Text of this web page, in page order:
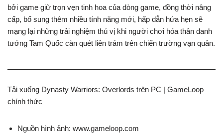
bởi game giữ trọn vẹn tinh hoa của dòng game, đồng thời nâng
cấp, bổ sung thêm nhiều tính năng mới, hấp dẫn hứa hẹn sẽ
mạng lại những trải nghiệm thú vị khi người chơi hóa thân danh
tướng Tam Quốc càn quét liên trảm trên chiến trường vạn quân.
Tải xuống Dynasty Warriors: Overlords trên PC | GameLoop
chính thức
Nguồn hình ảnh: www.gameloop.com